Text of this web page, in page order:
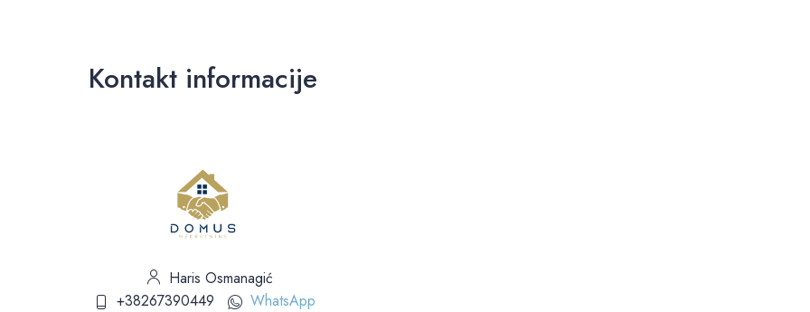
Kontakt informacije
Haris Osmanagić
+38267390449
WhatsApp